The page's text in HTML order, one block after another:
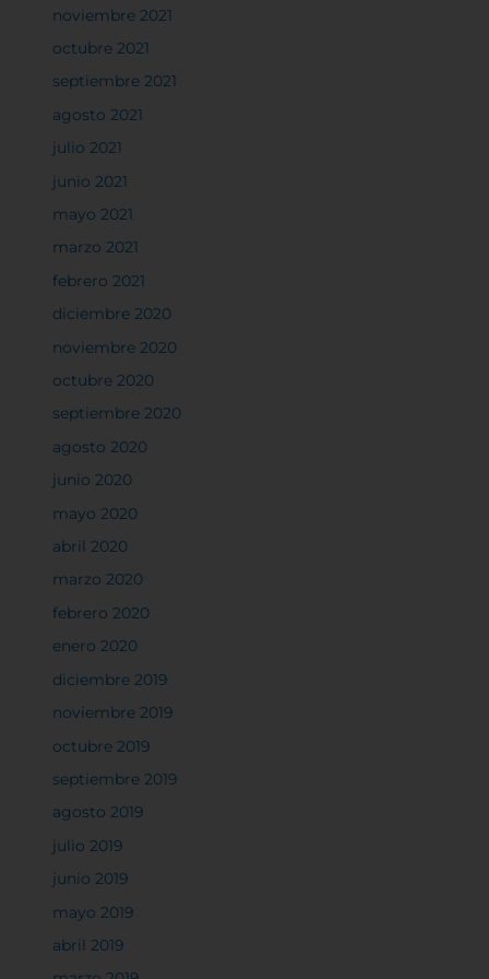
noviembre 2021
octubre 2021
septiembre 2021
agosto 2021
julio 2021
junio 2021
mayo 2021
marzo 2021
febrero 2021
diciembre 2020
noviembre 2020
octubre 2020
septiembre 2020
agosto 2020
junio 2020
mayo 2020
abril 2020
marzo 2020
febrero 2020
enero 2020
diciembre 2019
noviembre 2019
octubre 2019
septiembre 2019
agosto 2019
julio 2019
junio 2019
mayo 2019
abril 2019
predeterminadas. Sin embargo, el bloqueo de
algunos tipos de cookies puede afectar su
ofrecer. Más información
Permitir todas
Cookies dirigidas
Cookies de funcionalidad
Cookies de rendimiento